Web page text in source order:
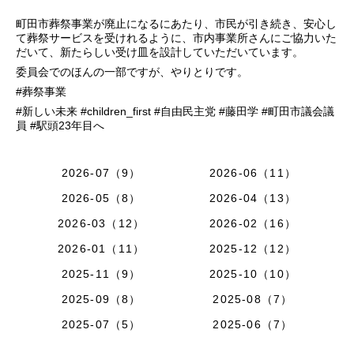
町田市葬祭事業が廃止になるにあたり、市民が引き続き、安心し
て葬祭サービスを受けれるように、市内事業所さんにご協力いた
だいて、新たらしい受け皿を設計していただいています。
委員会でのほんの一部ですが、やりとりです。
#葬祭事業
#新しい未来 #children_first #自由民主党 #藤田学 #町田市議会議
員 #駅頭23年目へ
2026-07（9）
2026-06（11）
2026-05（8）
2026-04（13）
2026-03（12）
2026-02（16）
2026-01（11）
2025-12（12）
2025-11（9）
2025-10（10）
2025-09（8）
2025-08（7）
2025-07（5）
2025-06（7）